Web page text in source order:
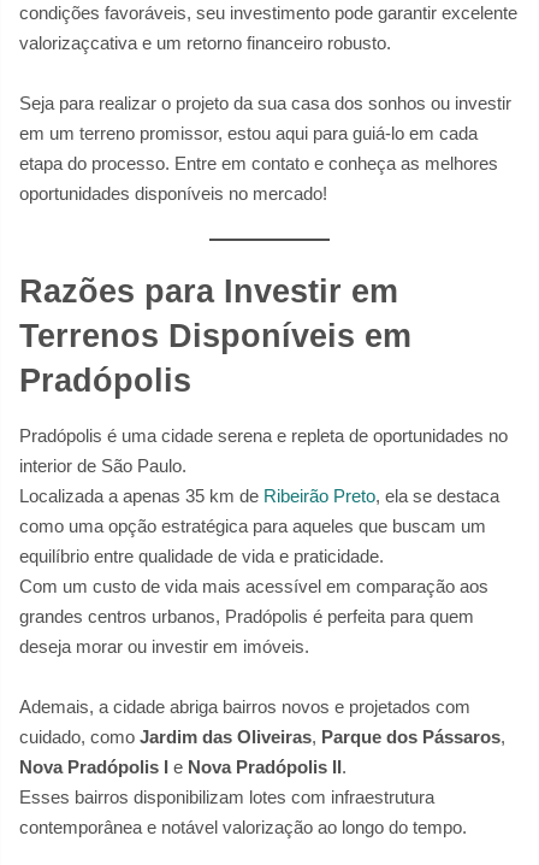
condições favoráveis, seu investimento pode garantir excelente
valorizaçcativa e um retorno financeiro robusto.
Seja para realizar o projeto da sua casa dos sonhos ou investir
em um terreno promissor, estou aqui para guiá-lo em cada
etapa do processo. Entre em contato e conheça as melhores
oportunidades disponíveis no mercado!
Razões para Investir em
Terrenos Disponíveis em
Pradópolis
Pradópolis é uma cidade serena e repleta de oportunidades no
interior de São Paulo.
Localizada a apenas 35 km de Ribeirão Preto, ela se destaca
como uma opção estratégica para aqueles que buscam um
equilíbrio entre qualidade de vida e praticidade.
Com um custo de vida mais acessível em comparação aos
grandes centros urbanos, Pradópolis é perfeita para quem
deseja morar ou investir em imóveis.
Ademais, a cidade abriga bairros novos e projetados com
cuidado, como Jardim das Oliveiras, Parque dos Pássaros,
Nova Pradópolis I e Nova Pradópolis II.
Esses bairros disponibilizam lotes com infraestrutura
contemporânea e notável valorização ao longo do tempo.